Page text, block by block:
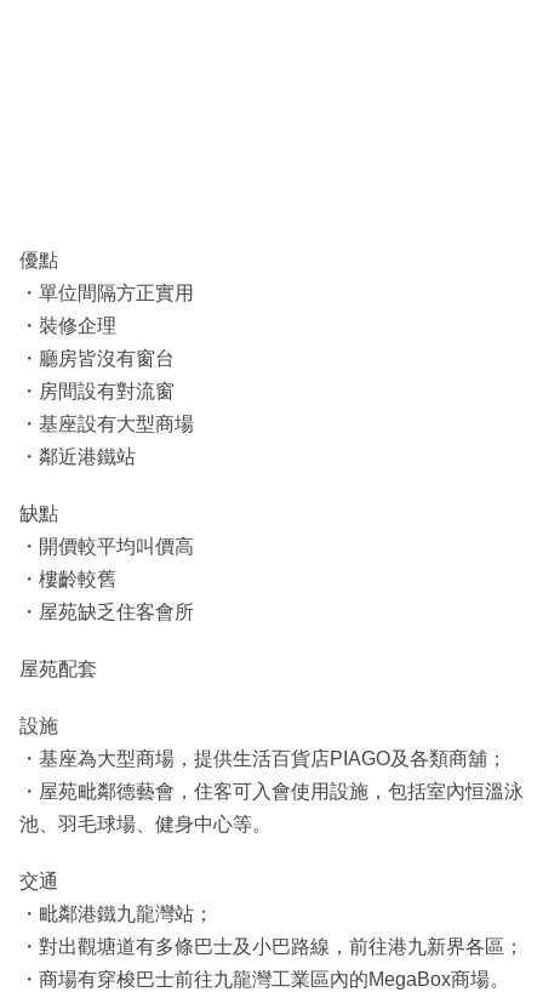
優點
・單位間隔方正實用
・裝修企理
・廳房皆沒有窗台
・房間設有對流窗
・基座設有大型商場
・鄰近港鐵站
缺點
・開價較平均叫價高
・樓齡較舊
・屋苑缺乏住客會所
屋苑配套
設施
・基座為大型商場，提供生活百貨店PIAGO及各類商舖；
・屋苑毗鄰德藝會，住客可入會使用設施，包括室內恒溫泳
池、羽毛球場、健身中心等。
交通
・毗鄰港鐵九龍灣站；
・對出觀塘道有多條巴士及小巴路線，前往港九新界各區；
・商場有穿梭巴士前往九龍灣工業區內的MegaBox商場。